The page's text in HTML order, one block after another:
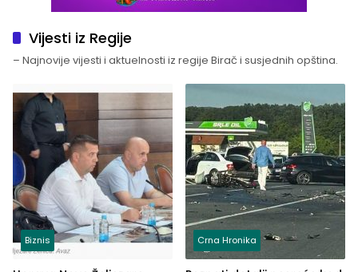
Vijesti iz Regije
– Najnovije vijesti i aktuelnosti iz regije Birač i susjednih opština.
Biznis Crna Hronika